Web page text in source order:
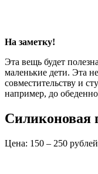
На заметку!
Эта вещь будет
маленькие дети. Эта
совместительству и
например, до
Силиконовая
Цена: 150 – 250 рублей